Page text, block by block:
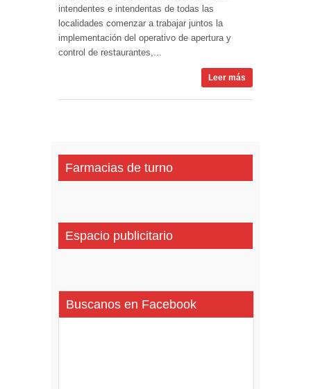
intendentes e intendentas de todas las
localidades comenzar a trabajar juntos la
implementación del operativo de apertura y
control de restaurantes,...
Leer más
Farmacias de turno
Espacio publicitario
Buscanos en Facebook